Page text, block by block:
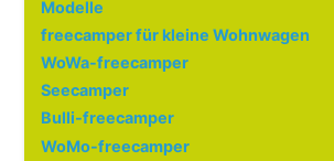
Modelle
freecamper für kleine Wohnwagen
WoWa-freecamper
Seecamper
Bulli-freecamper
WoMo-freecamper